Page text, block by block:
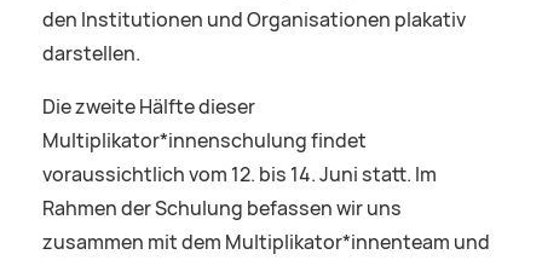
den Institutionen und Organisationen plakativ
darstellen.
Die zweite Hälfte dieser
Multiplikator*innenschulung findet
voraussichtlich vom 12. bis 14. Juni statt. Im
Rahmen der Schulung befassen wir uns
zusammen mit dem Multiplikator*innenteam und